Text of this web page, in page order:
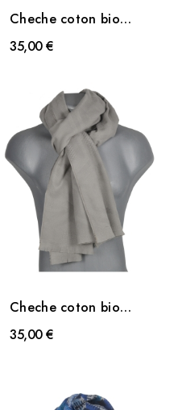
Cheche coton bio
District marine
35,00 €
Cheche coton bio
District taupe
35,00 €